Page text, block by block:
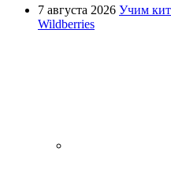
7 августа 2026 Учим
Wildberries